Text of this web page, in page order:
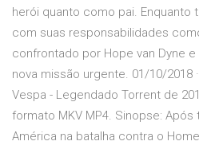
herói quanto como pai. Enquanto
com suas responsabilidades
confrontado por Hope van Dyne e
nova missão urgente. 01/10/2018
Vespa - Legendado Torrent de
formato MKV MP4. Sinopse:
América na batalha contra o